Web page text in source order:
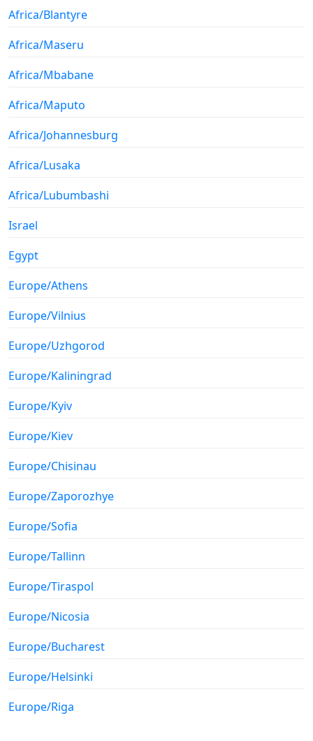
Africa/Blantyre
Africa/Maseru
Africa/Mbabane
Africa/Maputo
Africa/Johannesburg
Africa/Lusaka
Africa/Lubumbashi
Israel
Egypt
Europe/Athens
Europe/Vilnius
Europe/Uzhgorod
Europe/Kaliningrad
Europe/Kyiv
Europe/Kiev
Europe/Chisinau
Europe/Zaporozhye
Europe/Sofia
Europe/Tallinn
Europe/Tiraspol
Europe/Nicosia
Europe/Bucharest
Europe/Helsinki
Europe/Riga